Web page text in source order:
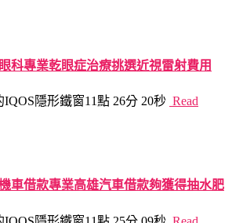
科專業乾眼症治療挑選近視雷射費用
隱形鐵窗11點 26分 20秒 Read
車借款專業高雄汽車借款夠獲得抽水肥